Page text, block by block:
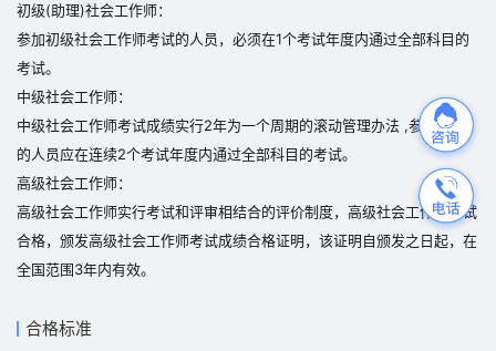
初级(助理)社会工作师：
参加初级社会工作师考试的人员，必须在1个考试年度内通过全部科目的
考试。
中级社会工作师：
中级社会工作师考试成绩实行2年为一个周期的滚动管理办法 ,参加考试
的人员应在连续2个考试年度内通过全部科目的考试。
高级社会工作师：
高级社会工作师实行考试和评审相结合的评价制度，高级社会工作师考试
合格，颁发高级社会工作师考试成绩合格证明，该证明自颁发之日起，在
全国范围3年内有效。
合格标准